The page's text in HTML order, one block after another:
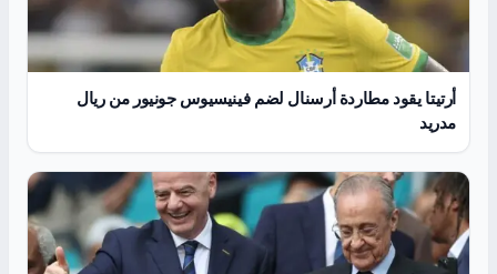
أرتيتا يقود مطاردة أرسنال لضم فينيسيوس جونيور من ريال
مدريد